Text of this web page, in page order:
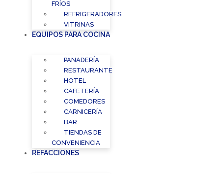
FRÍOS
REFRIGERADORES
VITRINAS
EQUIPOS PARA COCINA
PANADERÍA
RESTAURANTE
HOTEL
CAFETERÍA
COMEDORES
CARNICERÍA
BAR
TIENDAS DE
CONVENIENCIA
REFACCIONES